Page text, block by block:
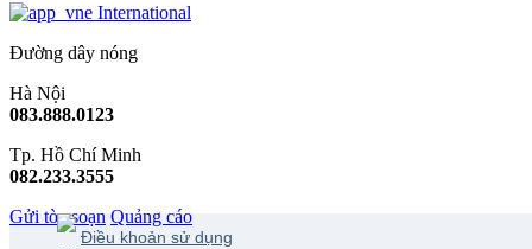
International
Đường dây nóng
Hà Nội
083.888.0123
Tp. Hồ Chí Minh
082.233.3555
Gửi tòa soạn Quảng cáo
Điều khoản sử dụng